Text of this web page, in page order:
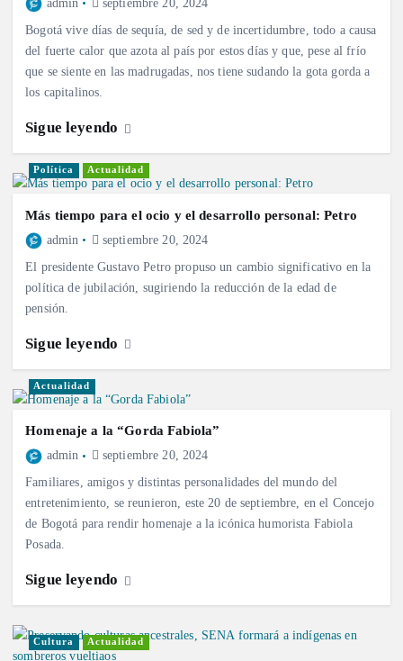
admin septiembre 20, 2024
Bogotá vive días de sequía, de sed y de incertidumbre, todo a causa
del fuerte calor que azota al país por estos días y que, pese al frío
que se siente en las madrugadas, nos tiene sudando la gota gorda a
los capitalinos.
Sigue leyendo
Política Actualidad
Más tiempo para el ocio y el desarrollo personal: Petro
admin septiembre 20, 2024
El presidente Gustavo Petro propuso un cambio significativo en la
política de jubilación, sugiriendo la reducción de la edad de
pensión.
Sigue leyendo
Actualidad
Homenaje a la “Gorda Fabiola”
admin septiembre 20, 2024
Familiares, amigos y distintas personalidades del mundo del
entretenimiento, se reunieron, este 20 de septiembre, en el Concejo
de Bogotá para rendir homenaje a la icónica humorista Fabiola
Posada.
Sigue leyendo
Cultura Actualidad